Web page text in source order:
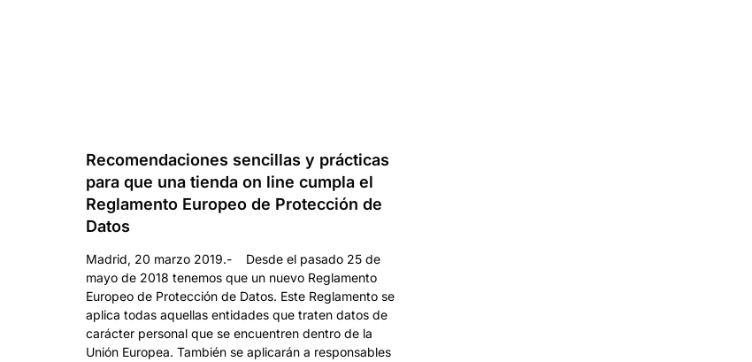
Recomendaciones sencillas y prácticas
para que una tienda on line cumpla el
Reglamento Europeo de Protección de
Datos
Madrid, 20 marzo 2019.- Desde el pasado 25 de
mayo de 2018 tenemos que un nuevo Reglamento
Europeo de Protección de Datos. Este Reglamento se
aplica todas aquellas entidades que traten datos de
carácter personal que se encuentren dentro de la
Unión Europea. También se aplicarán a responsables